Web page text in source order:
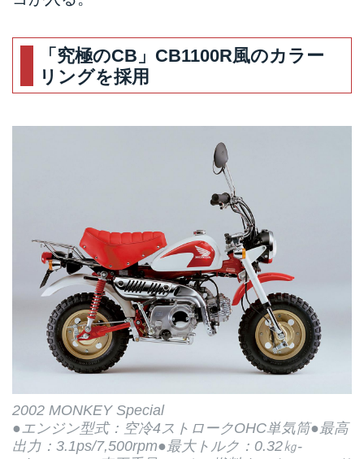
「究極のCB」CB1100R風のカラー
リングを採用
2002 MONKEY Special
●エンジン型式：空冷4ストロークOHC単気筒●最高
出力：3.1ps/7,500rpm●最大トルク：0.32㎏-